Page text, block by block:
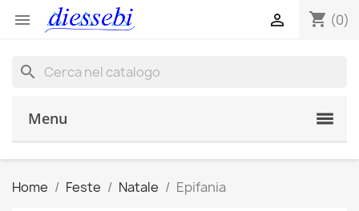
 shopping_cart (0)

search
Menu
Home Feste Natale Epifania